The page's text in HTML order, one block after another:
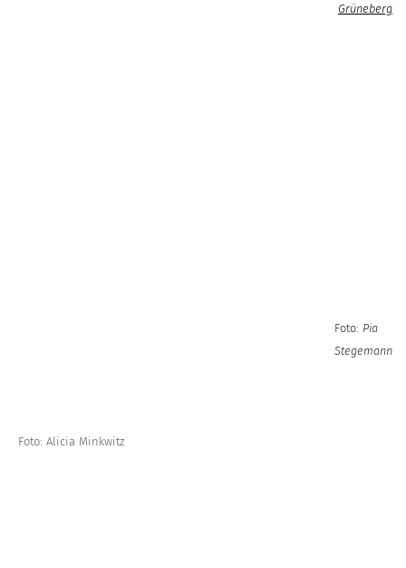
Grüneberg
Foto: Pia
Stegemann
Foto: Alicia Minkwitz